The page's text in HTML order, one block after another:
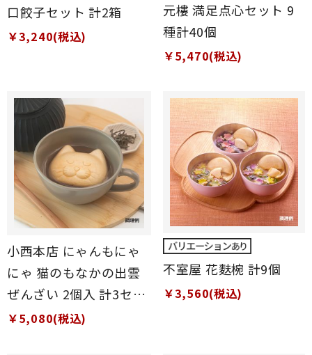
口餃子セット 計2箱
￥3,240(税込)
元樓 満足点心セット 9
種計40個
￥5,470(税込)
小西本店 にゃんもにゃ
にゃ 猫のもなかの出雲
ぜんざい 2個入 計3セッ
ト
￥5,080(税込)
不室屋 花麩椀 計9個
￥3,560(税込)